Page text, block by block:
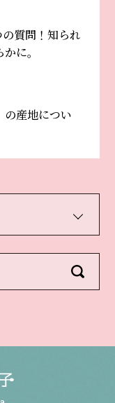
質問！知られ
に。
の産地につい